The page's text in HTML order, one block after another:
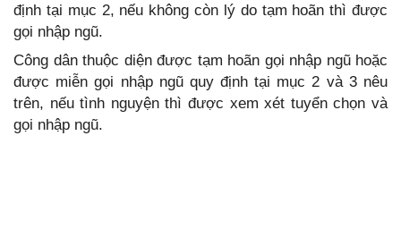
định tại mục 2, nếu không còn lý do tạm hoãn thì được
gọi nhập ngũ.
Công dân thuộc diện được tạm hoãn gọi nhập ngũ hoặc
được miễn gọi nhập ngũ quy định tại mục 2 và 3 nêu
trên, nếu tình nguyện thì được xem xét tuyển chọn và
gọi nhập ngũ.